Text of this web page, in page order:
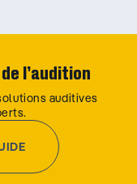
l’audition
auditives